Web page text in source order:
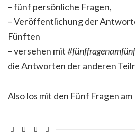
– fünf persönliche Fragen,
– Veröffentlichung der
Fünften
– versehen mit
die Antworten der anderen
Also los mit den Fünf Fragen